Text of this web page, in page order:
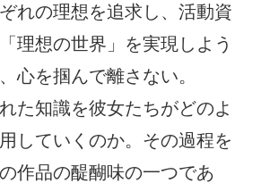
れの理想を追求し、活動資
理想の世界」を実現しよう
心を掴んで離さない。
た知識を彼女たちがどのよ
していくのか。その過程を
作品の醍醐味の一つであ